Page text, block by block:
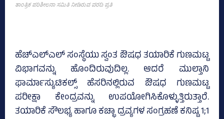
ತಾಂತ್ರಿಕ ಪರಿಶೀಲನಾ ಸಮಿತಿ ನೀಡಿರುವ ವರದಿ ಪ್ರತಿ
ಹೆಚ್‌ಎಲ್‌ಎಲ್‌ ಸಂಸ್ಥೆಯು ಸ್ವಂತ ಔಷಧ ತಯಾರಿಕೆ ಗುಣಮಟ್ಟ
ವಿಭಾಗವನ್ನು ಹೊಂದಿರುವುದಿಲ್ಲ. ಆದರೆ ಮುಲ್ತಾನಿ
ಫಾರ್ಮಾಸ್ಯುಟಿಕಲ್ಸ್‌ ಹೆಸರಿನಲ್ಲಿರುವ ಔಷಧ ಗುಣಮಟ್ಟ
ಪರೀಕ್ಷಾ ಕೇಂದ್ರವನ್ನು ಉಪಯೋಗಿಸಿಕೊಳ್ಳುತ್ತಿರುತ್ತಾರೆ.
ತಯಾರಿಕೆ ಸೌಲಭ್ಯ ಹಾಗೂ ಕಚ್ಛಾ ದ್ರವ್ಯಗಳ ಸಂಗ್ರಹಣೆ ಕನಿಷ್ಟ 1;1